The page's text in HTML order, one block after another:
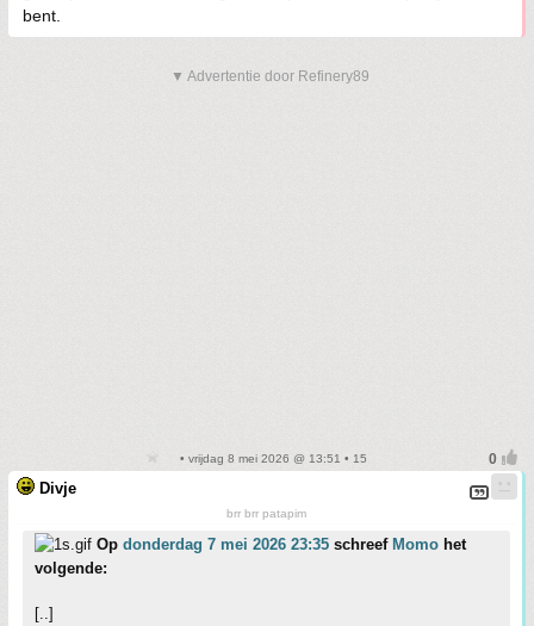
bent.
▼ Advertentie door Refinery89
• vrijdag 8 mei 2026 @ 13:51 • 15
Divje
brr brr patapim
Op donderdag 7 mei 2026 23:35 schreef Momo het
volgende:
[..]